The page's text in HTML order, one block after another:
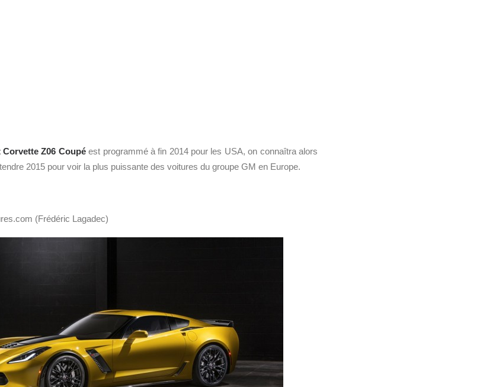
Z06 Coupéest programmé à fin 2014 pour les USA, on connaîtra alors
2015 pour voir la plus puissante des voitures du groupe GM en Europe.
(Frédéric Lagadec)